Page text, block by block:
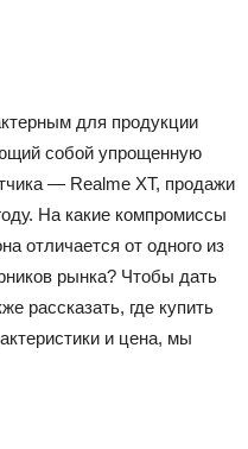
для продукции
собой упрощенную
— Realme XT, продажи
На какие компромиссы
отличается от одного из
рынка? Чтобы дать
рассказать, где купить
и цена, мы